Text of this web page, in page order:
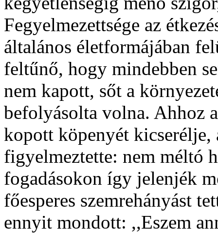
Fegyelmezettsége az
általános életformájában
feltűnő, hogy mindebben
nem kapott, sőt a
befolyásolta volna. Ahhoz
kopott köpenyét kicserélje,
figyelmeztette: nem méltó
fogadásokon így jelenjék
főesperes szemrehányást
ennyit mondott: ,,Eszem